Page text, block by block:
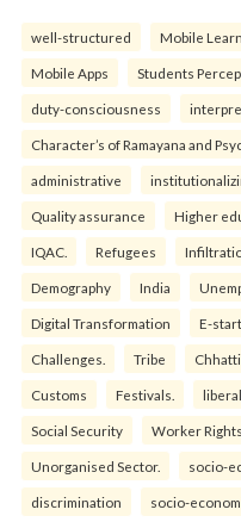
well-structured Mobile
Mobile Apps Students
duty-consciousness
Character’s of Ramayana and
administrative
Quality assurance Higher
IQAC. Refugees
Demography India
Digital Transformation E-
Challenges. Tribe
Customs Festivals.
Social Security Worker Rights
Unorganised Sector. socio-
discrimination socio-